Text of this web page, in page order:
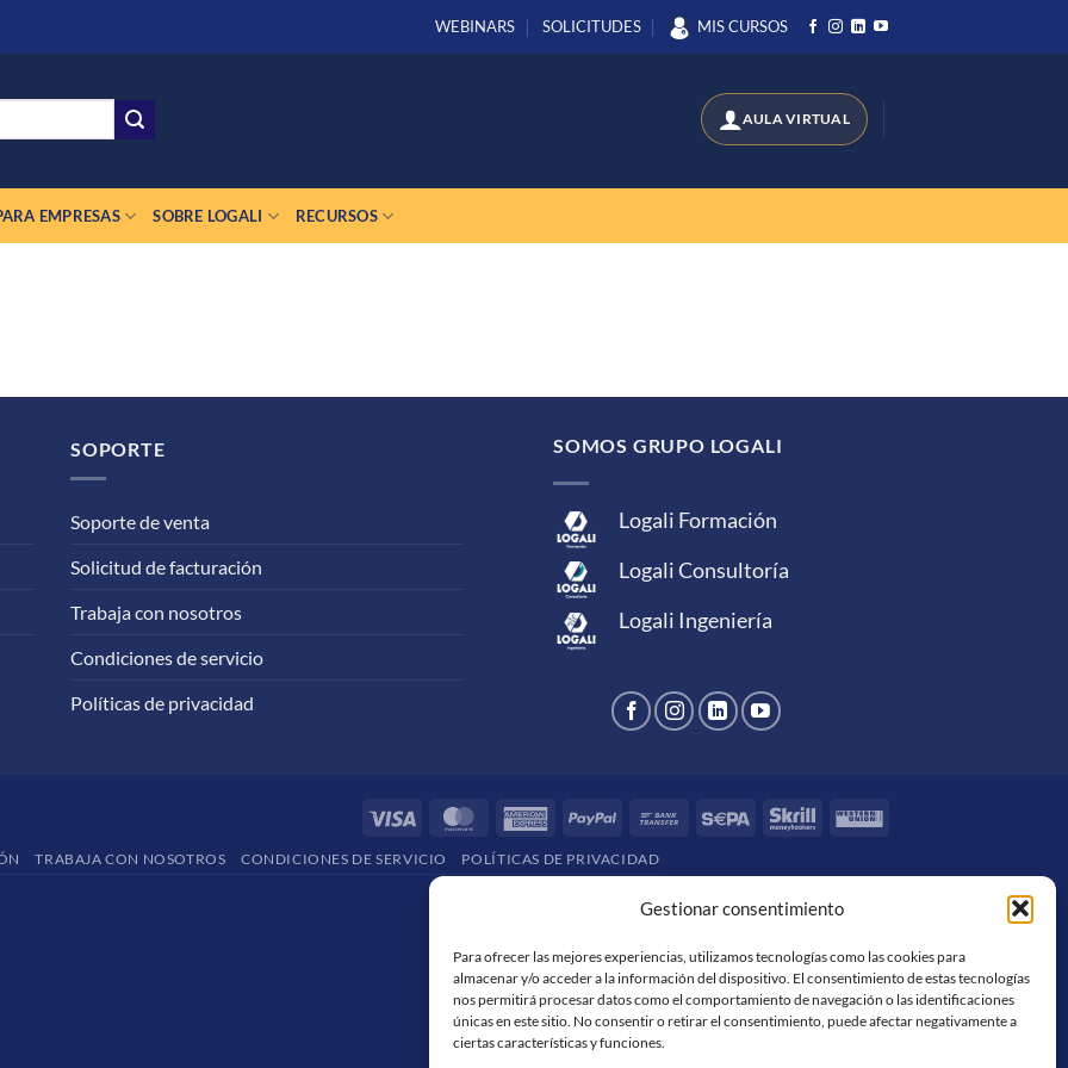
Gestionar consentimiento
Para ofrecer las mejores experiencias, utilizamos tecnologías como las cookies para
almacenar y/o acceder a la información del dispositivo. El consentimiento de estas tecnologías
nos permitirá procesar datos como el comportamiento de navegación o las identificaciones
únicas en este sitio. No consentir o retirar el consentimiento, puede afectar negativamente a
ciertas características y funciones.
WEBINARS SOLICITUDES MIS CURSOS
EMPRESAS SOBRE LOGALI RECURSOS
SOPORTE
Soporte de venta
Solicitud de facturación
Trabaja con nosotros
Condiciones de servicio
Políticas de privacidad
SOMOS GRUPO LOGALI
Logali Formación
Logali Consultoría
Logali Ingeniería
Visa MasterCardAmericanPayPal
Bank
Sepa Skrill
Western
TRABAJA CON NOSOTROS CONDICIONES DE SERVICIO POLÍTICAS DE PRIVACIDAD